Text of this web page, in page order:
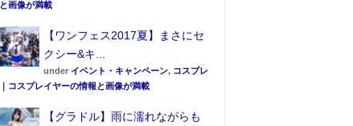
と画像が満載
【ワンフェス2017夏】まさにセ
クシー&キ...
under イベント・キャンペーン, コスプレ
｜コスプレイヤーの情報と画像が満載
【グラドル】雨に濡れながらも